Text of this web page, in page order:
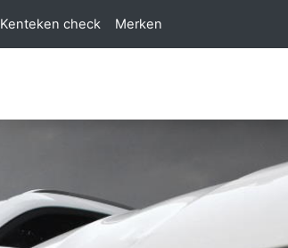
Kenteken check Merken